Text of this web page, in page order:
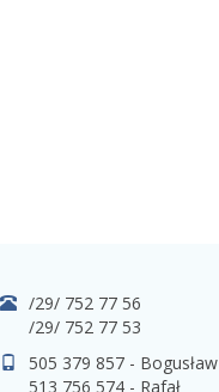
/29/ 752 77 56
/29/ 752 77 53
505 379 857 - Bogusław
513 756 574 - Rafał